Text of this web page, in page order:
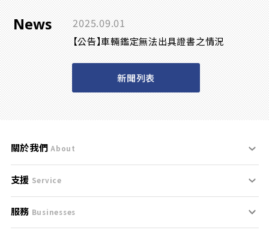
News 2025.09.01
【公告】車輛鑑定無法出具證書之情況
新聞列表
關於我們 About
刊登規範
服務條款
支援 Service
支援中心
服務 Businesses